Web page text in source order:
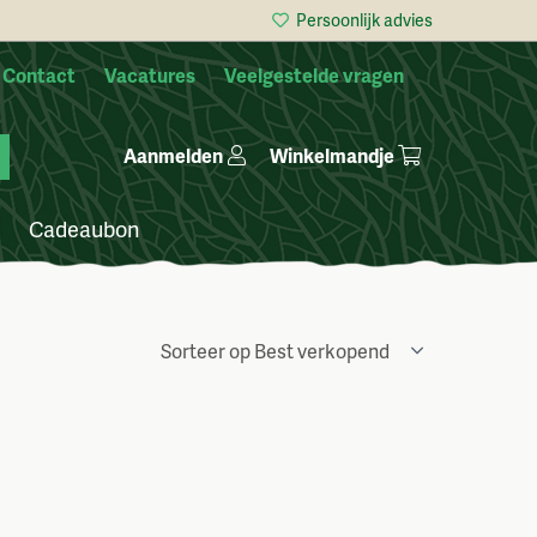
Persoonlijk advies
Contact Vacatures Veelgestelde vragen
Aanmelden Winkelmandje
Cadeaubon